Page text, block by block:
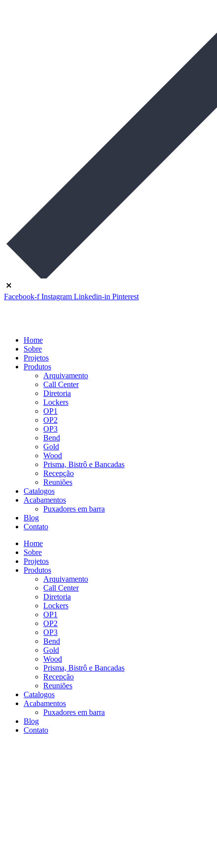
Facebook-f Instagram Linkedin-in Pinterest
Home
Sobre
Projetos
Produtos
Arquivamento
Call Center
Diretoria
Lockers
OP1
OP2
OP3
Bend
Gold
Wood
Prisma, Bistrô e Bancadas
Recepção
Reuniões
Catalogos
Acabamentos
Puxadores em barra
Blog
Contato
Home
Sobre
Projetos
Produtos
Arquivamento
Call Center
Diretoria
Lockers
OP1
OP2
OP3
Bend
Gold
Wood
Prisma, Bistrô e Bancadas
Recepção
Reuniões
Catalogos
Acabamentos
Puxadores em barra
Blog
Contato